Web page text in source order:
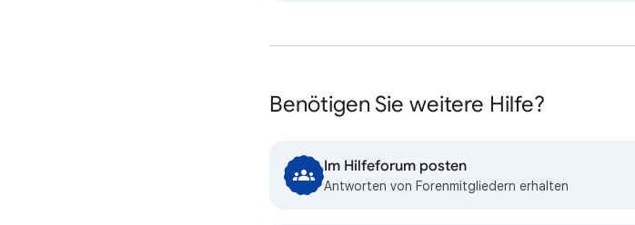
Benötigen Sie weitere Hilfe?
Im Hilfeforum posten
Antworten von Forenmitgliedern erhalten